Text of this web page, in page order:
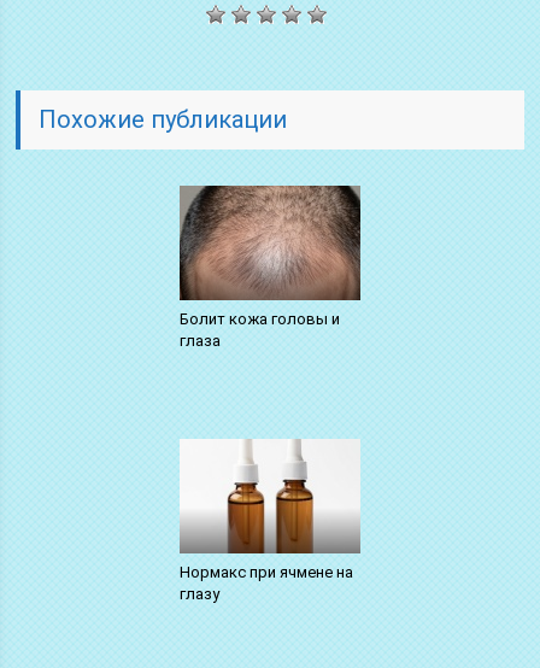
Похожие публикации
Болит кожа головы и
глаза
Нормакс при ячмене на
глазу